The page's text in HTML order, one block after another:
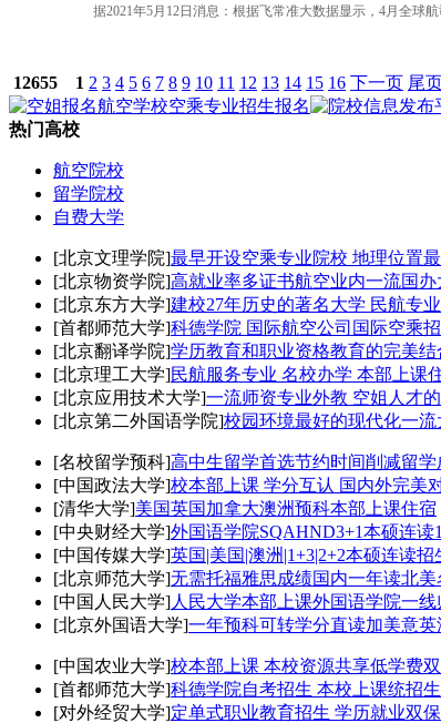
据2021年5月12日消息：根据飞常准大数据显示，4月全球航司
12655 1 2 3 4 5 6 7 8 9 10 11 12 13 14 15 16 下一页 尾
热门高校
航空院校
留学院校
自费大学
[北京文理学院]最早开设空乘专业院校 地理位置
[北京物资学院]高就业率多证书航空业内一流国办
[北京东方大学]建校27年历史的著名大学 民航专
[首都师范大学]科德学院 国际航空公司国际空乘
[北京翻译学院]学历教育和职业资格教育的完美结
[北京理工大学]民航服务专业 名校办学 本部上课
[北京应用技术大学]一流师资专业外教 空姐人才
[北京第二外国语学院]校园环境最好的现代化一流
[名校留学预科]高中生留学首选节约时间削减留学
[中国政法大学]校本部上课 学分互认 国内外完美
[清华大学]美国英国加拿大澳洲预科本部上课住宿
[中央财经大学]外国语学院SQAHND3+1本硕连读
[中国传媒大学]英国|美国|澳洲|1+3|2+2本硕连读招
[北京师范大学]无需托福雅思成绩国内一年读北美
[中国人民大学]人民大学本部上课外国语学院一线
[北京外国语大学]一年预科可转学分直读加美意英
[中国农业大学]校本部上课 本校资源共享低学费
[首都师范大学]科德学院自考招生 本校上课统招
[对外经贸大学]定单式职业教育招生 学历就业双